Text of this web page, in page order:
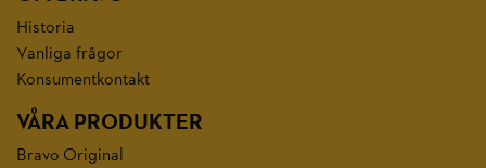
Historia
Vanliga frågor
Konsumentkontakt
VÅRA PRODUKTER
Bravo Original